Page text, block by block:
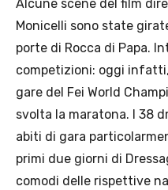
Alcune scene del film
Monicelli sono state
porte di Rocca di Papa.
competizioni: oggi
gare del Fei World
svolta la maratona. I 38
abiti di gara
primi due giorni di
comodi delle rispettive